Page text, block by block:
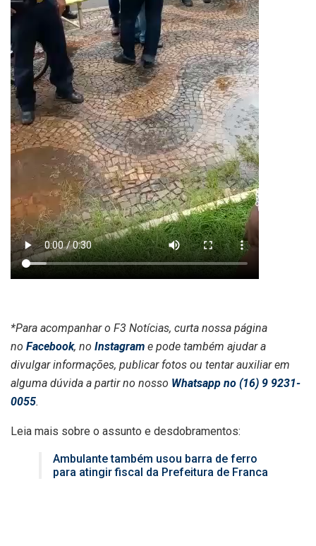
*Para acompanhar o F3 Notícias, curta nossa página
no Facebook, no Instagram e pode também ajudar a
divulgar informações, publicar fotos ou tentar auxiliar em
alguma dúvida a partir no nosso Whatsapp no (16) 9 9231-
0055.
Leia mais sobre o assunto e desdobramentos:
Ambulante também usou barra de ferro
para atingir fiscal da Prefeitura de Franca